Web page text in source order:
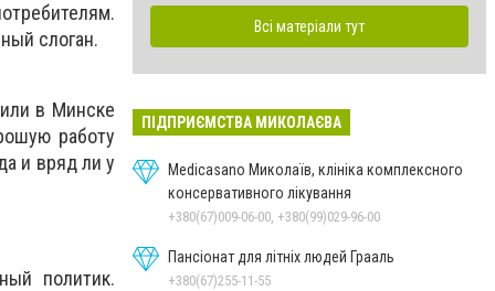
слоган.
в Минске
работу
и вряд ли у
политик.
Всі матеріали тут
ПІДПРИЄМСТВА МИКОЛАЄВА
Medicasano Миколаїв, клініка комплексного
консервативного лікування
+380(67)009-06-00, +380(99)029-96-00
Пансіонат для літніх людей Грааль
+380(67)255-11-55